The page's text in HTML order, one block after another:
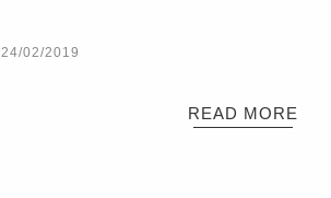
24/02/2019
READ MORE